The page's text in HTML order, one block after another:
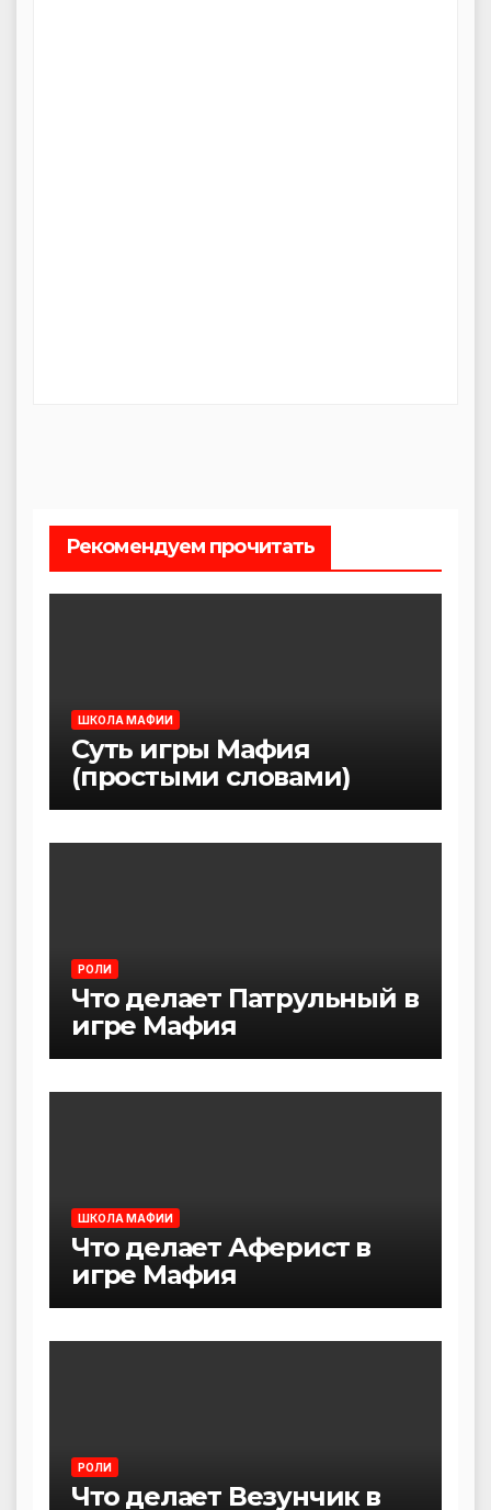
Рекомендуем прочитать
ШКОЛА МАФИИ
Суть игры Мафия
(простыми словами)
РОЛИ
Что делает Патрульный в
игре Мафия
ШКОЛА МАФИИ
Что делает Аферист в
игре Мафия
РОЛИ
Что делает Везунчик в